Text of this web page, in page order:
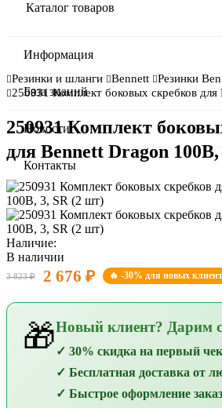
Каталог товаров
Информация
О компании
Сертификаты
Оплата и доставка
База знаний
Новости
Контакты
Резинки и шланги Bennett
Резинки
250931 Комплект боковых скребков
250931 Комплект
для Bennett Dragon
Наличие:
В наличии
3 823 ₽ 2 676 ₽ 🔥 -30% для новых
🎁Новый клиент? Дарим
✓ 30% скидка на первый чек
✓ Бесплатная доставка от
✓ Быстрое оформление